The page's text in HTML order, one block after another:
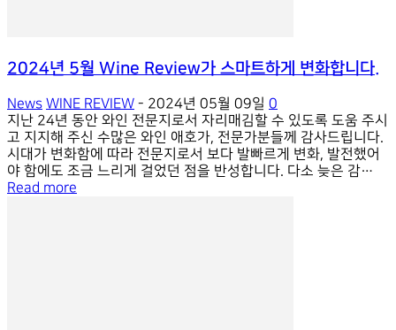
2024년 5월 Wine Review가 스마트하게 변화합니다.
News WINE REVIEW - 2024년 05월 09일 0
지난 24년 동안 와인 전문지로서 자리매김할 수 있도록 도움 주시
고 지지해 주신 수많은 와인 애호가, 전문가분들께 감사드립니다.
시대가 변화함에 따라 전문지로서 보다 발빠르게 변화, 발전했어
야 함에도 조금 느리게 걸었던 점을 반성합니다. 다소 늦은 감
이 있지만 2024년 5월호부터 디지털로의 변화를 시도해, 기쁜 마
Read more